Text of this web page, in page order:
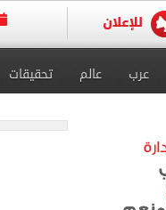
عرب عالم تحقيقات